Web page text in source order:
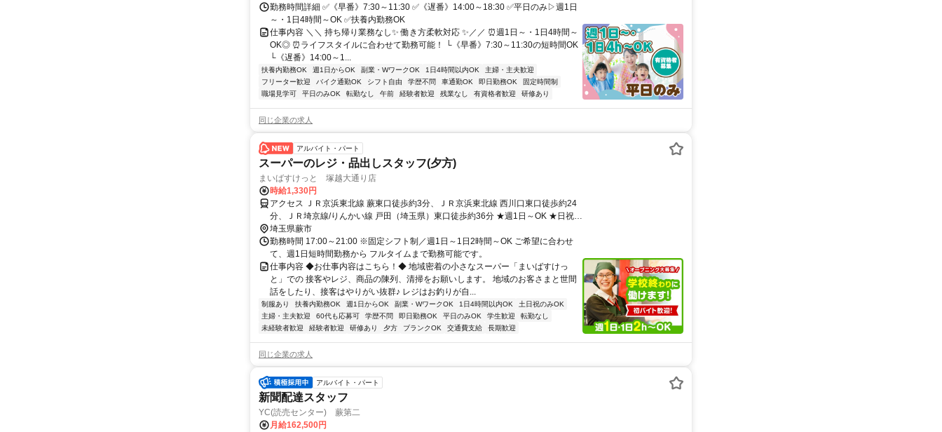
勤務時間詳細 ✅《早番》7:30～11:30 ✅《遅番》14:00～18:30 ✅平日のみ▷週1日
～・1日4時間～OK ✅扶養内勤務OK
仕事内容 ＼＼ 持ち帰り業務なし✨ 働き方柔軟対応 ✨／／ ⏰週1日～・1日4時間～
OK◎ ⏰ライフスタイルに合わせて勤務可能！ └《早番》7:30～11:30の短時間OK
└《遅番》14:00～1...
扶養内勤務OK 週1日からOK 副業・WワークOK 1日4時間以内OK
主婦・主夫歓迎
フリーター歓迎
バイク通勤OK シフト自由 学歴不問 車通勤OK 即日勤務OK
固定時間制
職場見学可
平日のみOK 転勤なし 午前 経験者歓迎 残業なし 有資格者歓迎 研修あり
同じ企業の求人
アルバイト・パート
スーパーのレジ・品出しスタッフ(夕方)
まいばすけっと 塚越大通り店
時給1,330円
アクセス ＪＲ京浜東北線 蕨東口徒歩約3分、ＪＲ京浜東北線 西川口東口徒歩約24
分、ＪＲ埼京線/りんかい線 戸田（埼玉県）東口徒歩約36分 ★週1日～OK ★日祝時
給51円UP
埼玉県蕨市
勤務時間 17:00～21:00 ※固定シフト制／週1日～1日2時間～OK ご希望に合わせ
て、週1日短時間勤務から フルタイムまで勤務可能です。
仕事内容 ◆お仕事内容はこちら！◆ 地域密着の小さなスーパー「まいばすけっ
と」での 接客やレジ、商品の陳列、清掃をお願いします。 地域のお客さまと世間
話をしたり、接客はやりがい抜群♪ レジはお釣りが自...
制服あり 扶養内勤務OK 週1日からOK 副業・WワークOK 1日4時間以内OK
土日祝のみOK
主婦・主夫歓迎
60代も応募可 学歴不問 即日勤務OK 平日のみOK 学生歓迎
転勤なし
未経験者歓迎
経験者歓迎 研修あり 夕方 ブランクOK 交通費支給 長期歓迎
同じ企業の求人
アルバイト・パート
新聞配達スタッフ
YC(読売センター) 蕨第二
月給162,500円